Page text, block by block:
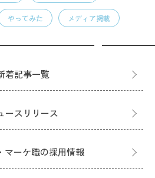
やってみた メディア掲載
着記事一覧
ースリリース
マーケ職の採用情報